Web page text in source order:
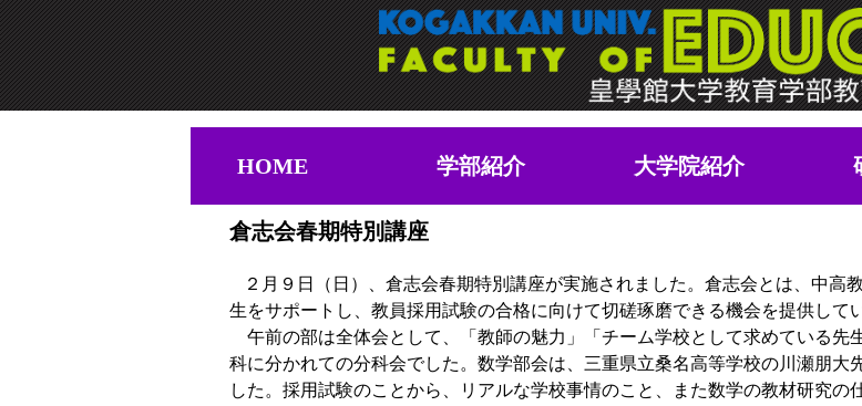
HOME 学部紹介 大学院紹介
倉志会春期特別講座
２月９日（日）、倉志会春期特別講座が実施されました。倉志会とは、中高
生をサポートし、教員採用試験の合格に向けて切磋琢磨できる機会を提供して
午前の部は全体会として、「教師の魅力」「チーム学校として求めている先
科に分かれての分科会でした。数学部会は、三重県立桑名高等学校の川瀬朋大
した。採用試験のことから、リアルな学校事情のこと、また数学の教材研究